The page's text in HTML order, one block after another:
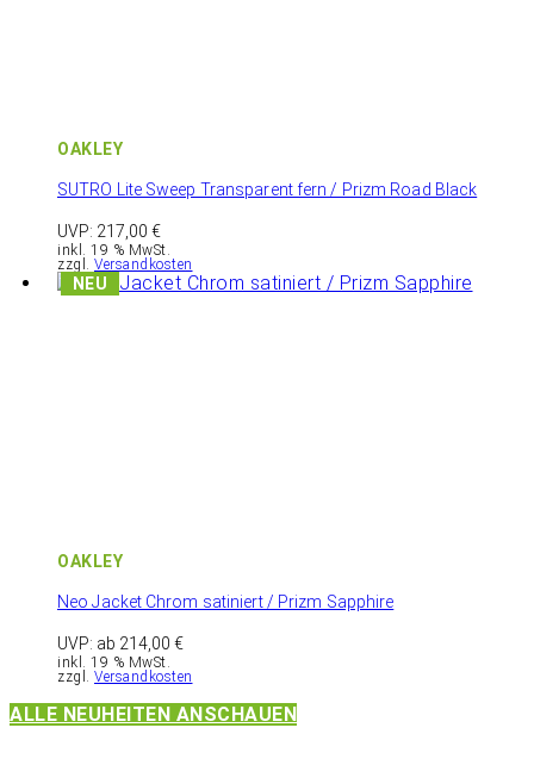
OAKLEY
SUTRO Lite Sweep Transparent fern / Prizm Road Black
UVP: 217,00 €
inkl. 19 % MwSt.
zzgl. Versandkosten
OAKLEY
Neo Jacket Chrom satiniert / Prizm Sapphire
UVP: ab 214,00 €
inkl. 19 % MwSt.
zzgl. Versandkosten
ALLE NEUHEITEN ANSCHAUEN